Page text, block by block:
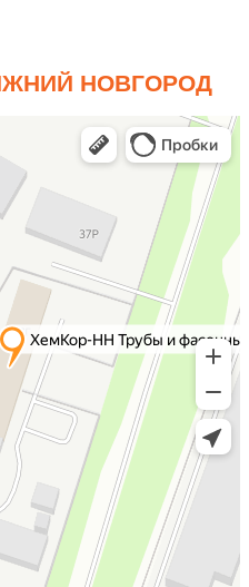
НОВГОРОД